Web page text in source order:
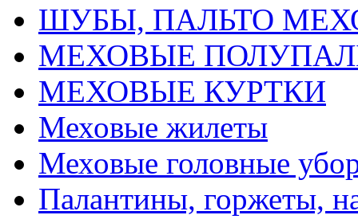
ШУБЫ, ПАЛЬТО
МЕХОВЫЕ
МЕХОВЫЕ КУРТКИ
Меховые жилеты
Меховые головные
Палантины, горжеты,